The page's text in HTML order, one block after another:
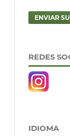
ENVIAR
REDES
IDIOMA